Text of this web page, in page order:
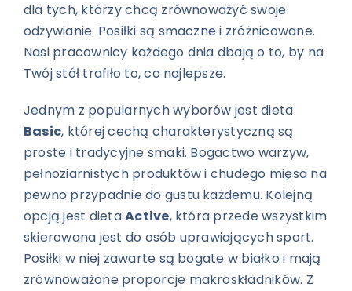
dla tych, którzy chcą zrównoważyć swoje
odżywianie. Posiłki są smaczne i zróżnicowane.
Nasi pracownicy każdego dnia dbają o to, by na
Twój stół trafiło to, co najlepsze.
Jednym z popularnych wyborów jest dieta
Basic, której cechą charakterystyczną są
proste i tradycyjne smaki. Bogactwo warzyw,
pełnoziarnistych produktów i chudego mięsa na
pewno przypadnie do gustu każdemu. Kolejną
opcją jest dietaActive, która przede wszystkim
skierowana jest do osób uprawiających sport.
Posiłki w niej zawarte są bogate w białko i mają
zrównoważone proporcje makroskładników. Z